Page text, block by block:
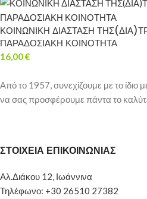
ΚΟΙΝΩΝΙΚΗ ΔΙΑΣΤΑΣΗ
ΠΑΡΑΔΟΣΙΑΚΗ ΚΟΙΝΟΤΗΤΑ
16,00€
Από το 1957, συνεχίζουμε με το ίδιο
να σας προσφέρουμε πάντα το
ΣΤΟΙΧΕΙΑ ΕΠΙΚΟΙΝΩΝΙΑΣ
Αλ.Διάκου 12, Ιωάννινα
Τηλέφωνο: +30 26510 27382